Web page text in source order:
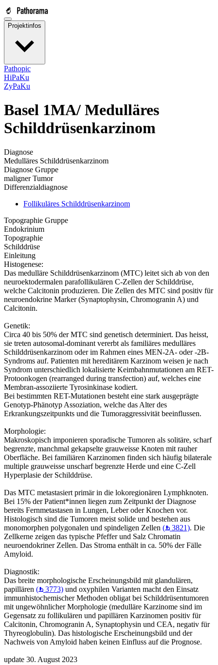
Projektinfos
Pathopic
HiPaKu
ZyPaKu
Basel 1MA/ Medulläres
Schilddrüsenkarzinom
Diagnose
Medulläres Schilddrüsenkarzinom
Diagnose Gruppe
maligner Tumor
Differenzialdiagnose
Follikuläres Schilddrüsenkarzinom
Topographie Gruppe
Endokrinium
Topographie
Schilddrüse
Einleitung
Histogenese:
Das medulläre Schilddrüsenkarzinom (MTC) leitet sich ab von den
neuroektodermalen parafollikulären C-Zellen der Schilddrüse,
welche Calcitonin produzieren. Die Zellen des MTC sind positiv für
neuroendokrine Marker (Synaptophysin, Chromogranin A) und
Calcitonin.
Genetik:
Circa 40 bis 50% der MTC sind genetisch determiniert. Das heisst,
sie treten autosomal-dominant vererbt als familiäres medulläres
Schilddrüsenkarzinom oder im Rahmen eines MEN-2A- oder -2B-
Syndroms auf. Patienten mit hereditärem Karzinom weisen je nach
Syndrom unterschiedlich lokalisierte Keimbahnmutationen am RET-
Protoonkogen (rearranged during transfection) auf, welches eine
Membran-assoziierte Tyrosinkinase kodiert.
Bei bestimmten RET-Mutationen besteht eine stark ausgeprägte
Genotyp-Phänotyp Assoziation, welche das Alter des
Erkrankungszeitpunkts und die Tumoraggressivität beeinflussen.
Morphologie:
Makroskopisch imponieren sporadische Tumoren als solitäre, scharf
begrenzte, manchmal gekapselte grauweisse Knoten mit rauher
Oberfläche. Bei familiären Karzinomen finden sich häufig bilaterale
multiple grauweisse unscharf begrenzte Herde und eine C-Zell
Hyperplasie der Schilddrüse.
Das MTC metastasiert primär in die lokoregionären Lymphknoten.
Bei 15% der Patient*innen liegen zum Zeitpunkt der Diagnose
bereits Fernmetastasen in Lungen, Leber oder Knochen vor.
Histologisch sind die Tumoren meist solide und bestehen aus
monomorphen polygonalen und spindeligen Zellen ( 3821). Die
Zellkerne zeigen das typische Pfeffer und Salz Chromatin
neuroendokriner Zellen. Das Stroma enthält in ca. 50% der Fälle
Amyloid.
Diagnostik:
Das breite morphologische Erscheinungsbild mit glandulären,
papillären ( 3773) und oxyphilen Varianten macht den Einsatz
immunhistochemischer Methoden obligat bei Schilddrüsentumoren
mit ungewöhnlicher Morphologie (medulläre Karzinome sind im
Gegensatz zu follikulären und papillären Karzinomen positiv für
Calcitonin, Chromogranin A, Synaptophysin und CEA, negativ für
Thyreoglobulin). Das histologische Erscheinungsbild und der
Nachweis von Amyloid haben keinen Einfluss auf die Prognose.
update 30. August 2023